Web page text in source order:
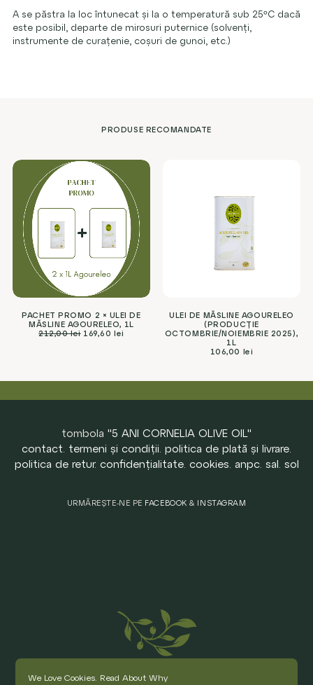
A se păstra la loc întunecat și la o temperatură sub 25ºC dacă
este posibil, departe de mirosuri puternice (solvenți,
instrumente de curațenie, coșuri de gunoi, etc.)
PRODUSE RECOMANDATE
PACHET PROMO 2 × ULEI DE
MĂSLINE AGOURELEO, 1L
212,00lei 169,60lei
ULEI DE MĂSLINE AGOURELEO
(PRODUCȚIE
OCTOMBRIE/NOIEMBRIE 2025),
1L
106,00 lei
tombola "5 ANI CORNELIA OLIVE OIL"
contact termeni și condiții politica de plată și livrare
politica de retur. confidențialitate. cookies anpc. sal sol
URMĂREȘTE-NE PE FACEBOOK & INSTAGRAM
We Love Cookies. Read About Why